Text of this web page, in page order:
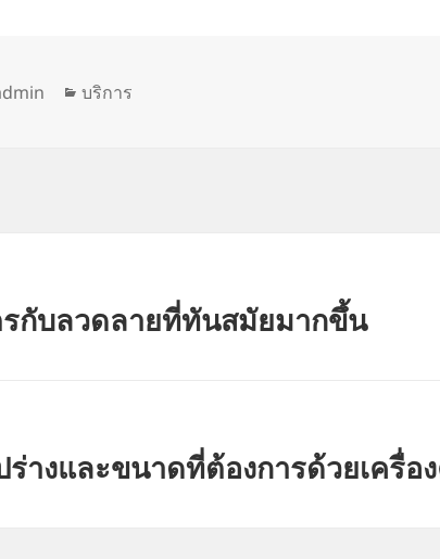
Categories
บริการ
กับลวดลายที่ทันสมัยมากขึ้น
ร่างและขนาดที่ต้องการด้วยเครื่อ